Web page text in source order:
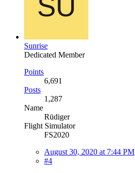
Sunrise
Dedicated Member
Points
6,691
Posts
1,287
Name
Rüdiger
Flight Simulator
FS2020
August 30, 2020 at 7:44 PM
#4